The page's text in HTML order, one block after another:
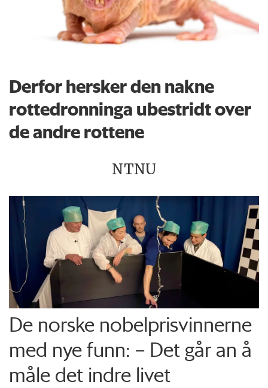
Derfor hersker den nakne
rottedronninga ubestridt over
de andre rottene
NTNU
De norske nobelprisvinnerne
med nye funn: – Det går an å
måle det indre livet